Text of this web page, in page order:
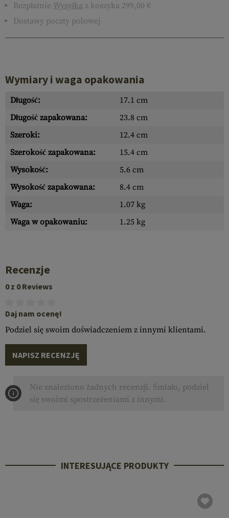
Bezpłatnie Wysyłka z koszyka 299,00 €
Dostawy poczty polowej
Wymiary i waga opakowania
Długość:
17.1 cm
Długość zapakowana:
23.8 cm
Szeroki:
12.4 cm
Szerokość zapakowana:
15.4 cm
Wysokość:
5.6 cm
Wysokość zapakowana:
8.4 cm
Waga:
1.07 kg
Waga w opakowaniu:
1.25 kg
Recenzje
0 z 0 Reviews
Daj nam ocenę!
Podziel się swoim doświadczeniem z innymi klientami.
NAPISZ RECENZJĘ
Nie znaleziono żadnych recenzji. Śmiało, podziel
się swoimi spostrzeżeniami z innymi.
INTERESUJĄCE PRODUKTY